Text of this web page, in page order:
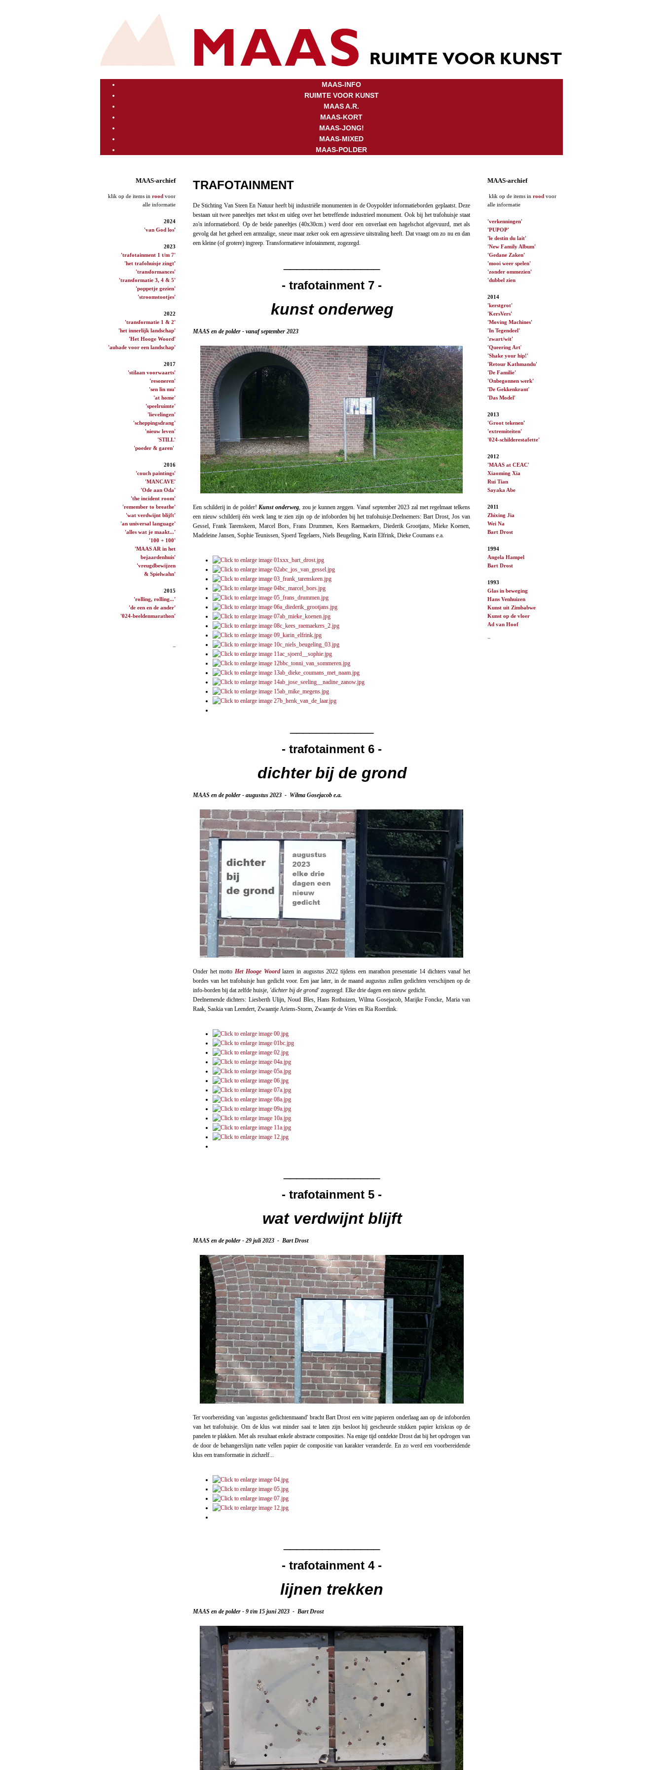
MAAS-INFO
RUIMTE VOOR KUNST
MAAS A.R.
MAAS-KORT
MAAS-JONG!
MAAS-MIXED
MAAS-POLDER
MAAS-archief
klik op de items in rood voor
alle informatie
2024
'van God los'
2023
'trafotainment 1 t/m 7'
'het trafohuisje zingt'
'transformances'
'transformatie 3, 4 & 5'
'poppetje gezien'
'stroomstootjes'
2022
'transformatie 1 & 2'
'het innerlijk landschap'
'Het Hooge Woord'
'aubade voor een landschap'
2017
'stilaan voorwaarts'
'resoneren'
'sen lin mu'
'at home'
'speelruimte'
'lievelingen'
'scheppingsdrang'
'nieuw leven'
'STILL'
'poeder & garen'
2016
'couch paintings'
'MANCAVE'
'Ode aan Oda'
'the incident room'
'remember to breathe'
'wat verdwijnt blijft'
'an universal language'
'alles wat je maakt...'
'100 + 100'
'MAAS AR in het
bejaardenhuis'
'vreugdbewijzen
& Spielwahn'
2015
'rolling, rolling...'
'de een en de ander'
'024-beeldenmarathon'
TRAFOTAINMENT
De Stichting Van Steen En Natuur heeft bij industriële monumenten in de Ooypolder informatieborden geplaatst. Deze
bestaan uit twee paneeltjes met tekst en uitleg over het betreffende industrieel monument. Ook bij het trafohuisje staat
zo'n informatiebord. Op de beide paneeltjes (40x30cm.) werd door een onverlaat een hagelschot afgevuurd, met als
gevolg dat het geheel een armzalige, sneue maar zeker ook een agressieve uitstraling heeft. Dat vraagt om zo nu en dan
een kleine (of grotere) ingreep. Transformatieve infotainment, zogezegd.
- trafotainment 7 -
kunst onderweg
MAAS en de polder - vanaf september 2023
Een schilderij in de polder!Kunst onderweg, zou je kunnen zeggen. Vanaf september 2023 zal met regelmaat telkens
een nieuw schilderij één week lang te zien zijn op de infoborden bij het trafohuisje.Deelnemers: Bart Drost, Jos van
Gessel, Frank Tarenskeen, Marcel Bors, Frans Drummen, Kees Raemaekers, Diederik Grootjans, Mieke Koenen,
Madeleine Jansen, Sophie Teunissen, Sjoerd Tegelaers, Niels Beugeling, Karin Elfrink, Dieke Coumans e.a.
- trafotainment 6 -
dichter bij de grond
MAAS en de polder - augustus 2023 - Wilma Gosejacob e.a.
Onder het mottoHet Hooge Woord lazen in augustus 2022 tijdens een marathon presentatie 14 dichters vanaf het
bordes van het trafohuisje hun gedicht voor. Een jaar later, in de maand augustus zullen gedichten verschijnen op de
info-borden bij dat zelfde huisje, 'dichter bij de grond' zogezegd. Elke drie dagen een nieuw gedicht.
Deelnemende dichters: Liesberth Ulijn, Noud Bles, Hans Rothuizen, Wilma Gosejacob, Marijke Foncke, Maria van
Raak, Saskia van Leendert, Zwaantje Ariens-Storm, Zwaantje de Vries en Ria Roerdink.
- trafotainment 5 -
wat verdwijnt blijft
MAAS en de polder - 29 juli 2023 - Bart Drost
Ter voorbereiding van 'augustus gedichtenmaand' bracht Bart Drost een witte papieren onderlaag aan op de infoborden
van het trafohuisje. Om de klus wat minder saai te laten zijn besloot hij gescheurde stukken papier kriskras op de
panelen te plakken. Met als resultaat enkele abstracte composities. Na enige tijd ontdekte Drost dat bij het opdrogen van
de door de behangerslijm natte vellen papier de compositie van karakter veranderde. En zo werd een voorbereidende
klus een transformatie in zichzelf...
- trafotainment 4 -
lijnen trekken
MAAS en de polder - 9 t/m 15 juni 2023 - Bart Drost
MAAS-archief
klik op de items in rood voor
alle informatie
'verkenningen'
'PUPOP'
'le destin du lait'
'New Family Album'
'Gedane Zaken'
'mooi weer spelen'
'zonder ommezien'
'dubbel zien
2014
'kerstgrot'
'KersVers'
'Moving Machines'
'In Tegendeel'
'zwart/wit'
'Queering Art'
'Shake your hip!'
'Retour Kathmandu'
'De Familie'
'Onbegonnen werk'
'De Gekkenkrant'
'Das Model'
2013
'Groot tekenen'
'extremiteiten'
'024-schilderestafette'
2012
'MAAS at CEAC'
Xiaoming Xia
Rui Tian
Sayaka Abe
2011
Zhixing Jia
Wei Na
Bart Drost
1994
Angela Hampel
Bart Drost
1993
Glas in beweging
Hans Venhuizen
Kunst uit Zimbabwe
Kunst op de vloer
Ad van Hoof